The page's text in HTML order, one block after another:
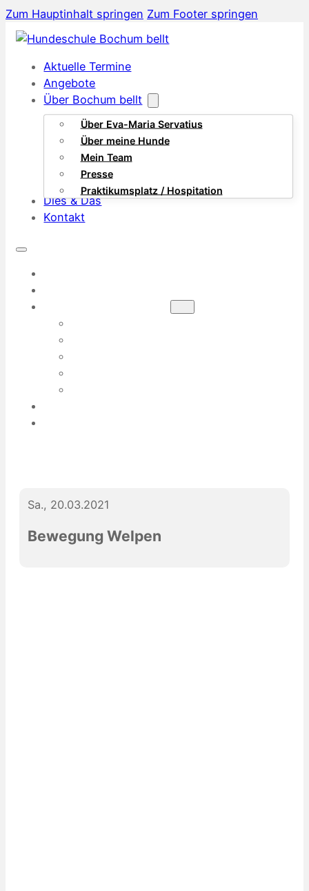
Zum Hauptinhalt springen Zum Footer springen
Aktuelle Termine
Angebote
Über Bochum bellt
Über Eva-Maria Servatius
Über meine Hunde
Mein Team
Presse
Praktikumsplatz / Hospitation
Dies & Das
Kontakt
Sa., 20.03.2021
Bewegung Welpen